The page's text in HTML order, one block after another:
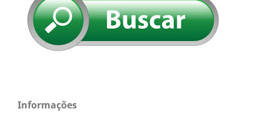
Informações